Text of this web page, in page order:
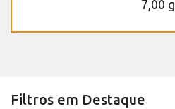
7,00 g
Filtros em Destaque